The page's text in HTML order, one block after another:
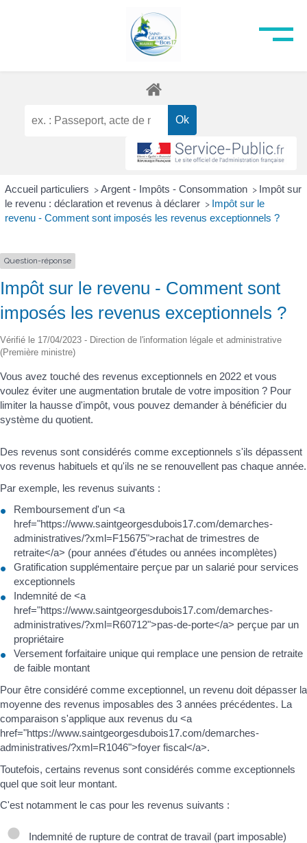
Accueil particuliers > Argent - Impôts - Consommation > Impôt sur
le revenu : déclaration et revenus à déclarer > Impôt sur le
revenu - Comment sont imposés les revenus exceptionnels ?
Question-réponse
Impôt sur le revenu - Comment sont
imposés les revenus exceptionnels ?
Vérifié le 17/04/2023 - Direction de l'information légale et administrative
(Première ministre)
Vous avez touché des revenus exceptionnels en 2022 et vous
voulez éviter une augmentation brutale de votre imposition ? Pour
limiter la hausse d'impôt, vous pouvez demander à bénéficier du
système du quotient.
Des revenus sont considérés comme exceptionnels s'ils dépassent
vos revenus habituels et qu'ils ne se renouvellent pas chaque année.
Par exemple, les revenus suivants :
Remboursement d'un <a
href="https://www.saintgeorgesdubois17.com/demarches-
administratives/?xml=F15675">rachat de trimestres de
retraite</a> (pour années d'études ou années incomplètes)
Gratification supplémentaire perçue par un salarié pour services
exceptionnels
Indemnité de <a
href="https://www.saintgeorgesdubois17.com/demarches-
administratives/?xml=R60712">pas-de-porte</a> perçue par un
propriétaire
Versement forfaitaire unique qui remplace une pension de retraite
de faible montant
Pour être considéré comme exceptionnel, un revenu doit dépasser la
moyenne des revenus imposables des 3 années précédentes. La
comparaison s'applique aux revenus du <a
href="https://www.saintgeorgesdubois17.com/demarches-
administratives/?xml=R1046">foyer fiscal</a>.
Toutefois, certains revenus sont considérés comme exceptionnels
quel que soit leur montant.
C'est notamment le cas pour les revenus suivants :
Indemnité de rupture de contrat de travail (part imposable)